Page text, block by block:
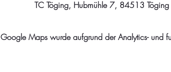
TC Töging, Hubmühle 7, 84513 Töging
Google Maps wurde aufgrund der Analytics- und